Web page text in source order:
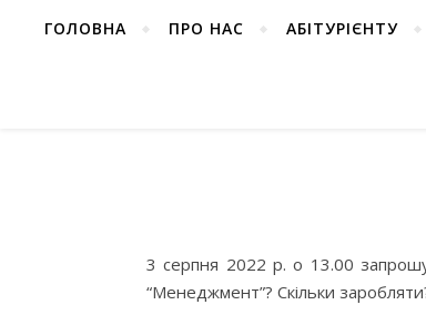
ГОЛОВНА ПРО НАС АБІТУРІЄНТУ
3 серпня 2022 р. о 13.00
“Менеджмент”? Скільки